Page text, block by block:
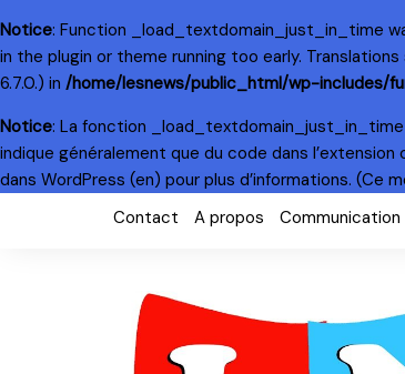
Notice: Function _load_textdomain_just_in_time
in the plugin or theme running too early.
6.7.0.) in /home/lesnews/public_html/wp-includes/
Notice: La fonction
indique généralement que du code dans
dans WordPress (en) pour plus d’informations. (Ce
Contact A propos Communication